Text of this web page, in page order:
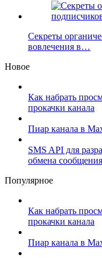
Секреты
вовлечения в…
Новое
Как набрать
прокачки канала
Пиар канала в
SMS API для
обмена
Популярное
Как набрать
прокачки канала
Пиар канала в